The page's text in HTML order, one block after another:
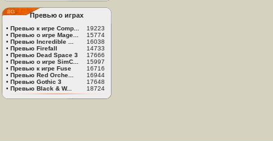
Превью о играх
• Превью к игре Comp...
19223
• Превью о игре Mage...
15774
• Превью Incredible ...
16038
• Превью Firefall
14733
• Превью Dead Space 3
17666
• Превью о игре SimC...
15997
• Превью к игре Fuse
16716
• Превью Red Orche...
16944
• Превью Gothic 3
17648
• Превью Black & W... 18724